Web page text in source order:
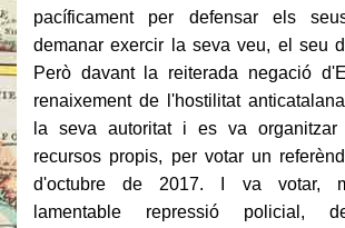
pacíficament per defensar els
demanar exercir la seva veu, el seu
Però davant la reiterada negació
renaixement de l'hostilitat
la seva autoritat i es va
recursos propis, per votar un
d'octubre de 2017. I va votar,
lamentable repressió policial,